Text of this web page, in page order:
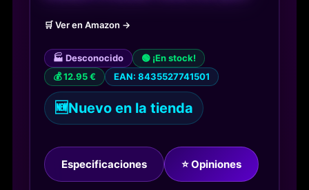
🛒 Ver en Amazon →
🏭 Desconocido
🟢 ¡En stock!
💰 12.95 €
EAN: 8435527741501
🆕Nuevo en la tienda
Especificaciones ⭐ Opiniones